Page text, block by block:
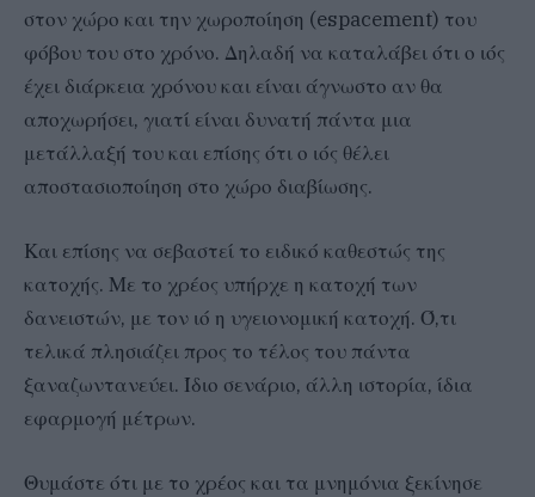
στον χώρο και την χωροποίηση (espacement) του
φόβου του στο χρόνο. Δηλαδή να καταλάβει ότι ο ιός
έχει διάρκεια χρόνου και είναι άγνωστο αν θα
αποχωρήσει, γιατί είναι δυνατή πάντα μια
μετάλλαξή του και επίσης ότι ο ιός θέλει
αποστασιοποίηση στο χώρο διαβίωσης.
Και επίσης να σεβαστεί το ειδικό καθεστώς της
κατοχής. Με το χρέος υπήρχε η κατοχή των
δανειστών, με τον ιό η υγειονομική κατοχή. Ό,τι
τελικά πλησιάζει προς το τέλος του πάντα
ξαναζωντανεύει. Ίδιο σενάριο, άλλη ιστορία, ίδια
εφαρμογή μέτρων.
Θυμάστε ότι με το χρέος και τα μνημόνια ξεκίνησε